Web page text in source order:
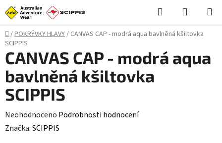
Přejít
na
obsah
Hledat
KOŠÍK
Domů
/POKRÝVKY HLAVY/ CANVAS CAP - modrá aqua bavlněná kšiltovka
SCIPPIS
CANVAS CAP - modrá aqua
bavlněná kšiltovka
SCIPPIS
Průměrné
hodnocení
Neohodnoceno Podrobnosti hodnocení
Značka:SCIPPIS